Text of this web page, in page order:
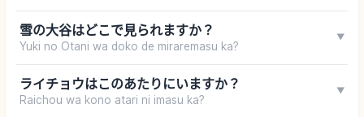
雪の大谷はどこで見られますか？
Yuki no Otani wa doko de miraremasu ka?
▼
ライチョウはこのあたりにいますか？
Raichou wa kono atari ni imasu ka?
▼